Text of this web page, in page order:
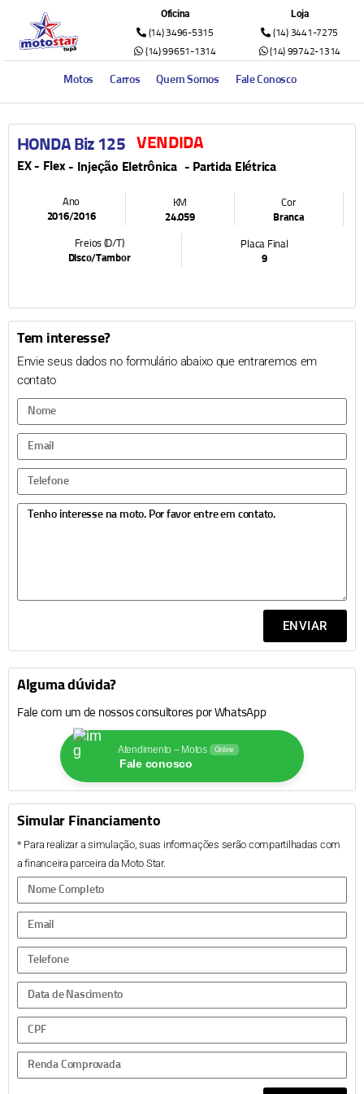
Oficina
(14) 3496-5315
(14) 99651-1314
Loja
(14) 3441-7275
(14) 99742-1314
Motos Carros Quem Somos Fale Conosco
HONDA Biz 125VENDIDA
EX - Flex- Injeção Eletrônica - Partida Elétrica
Ano
2016/2016
KM
24.059
Cor
Branca
Freios (D/T)
Disco/Tambor
Placa Final
9
Tem interesse?
Envie seus dados no formulário abaixo que entraremos em
contato
ENVIAR
Simular Financiamento
* Para realizar a simulação, suas informações serão compartilhadas com
a financeira parceira da Moto Star.
Alguma dúvida?
Fale com um de nossos consultores por WhatsApp
Atendimento – Motos Online
Fale conosco